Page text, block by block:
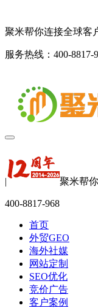
聚米帮你连接全球客
服务热线：400-8817-
| 聚米帮
400-8817-968
首页
外贸GEO
海外社媒
网站定制
SEO优化
竞价广告
客户案例